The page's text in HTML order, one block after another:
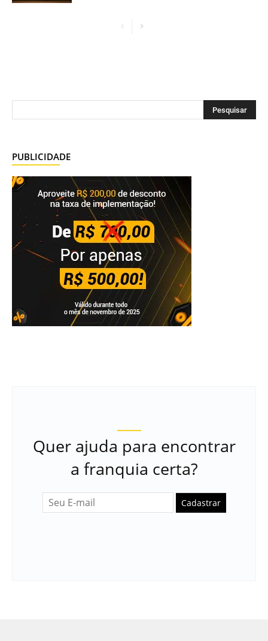
PUBLICIDADE
Quer ajuda para encontrar
a franquia certa?
Cadastrar